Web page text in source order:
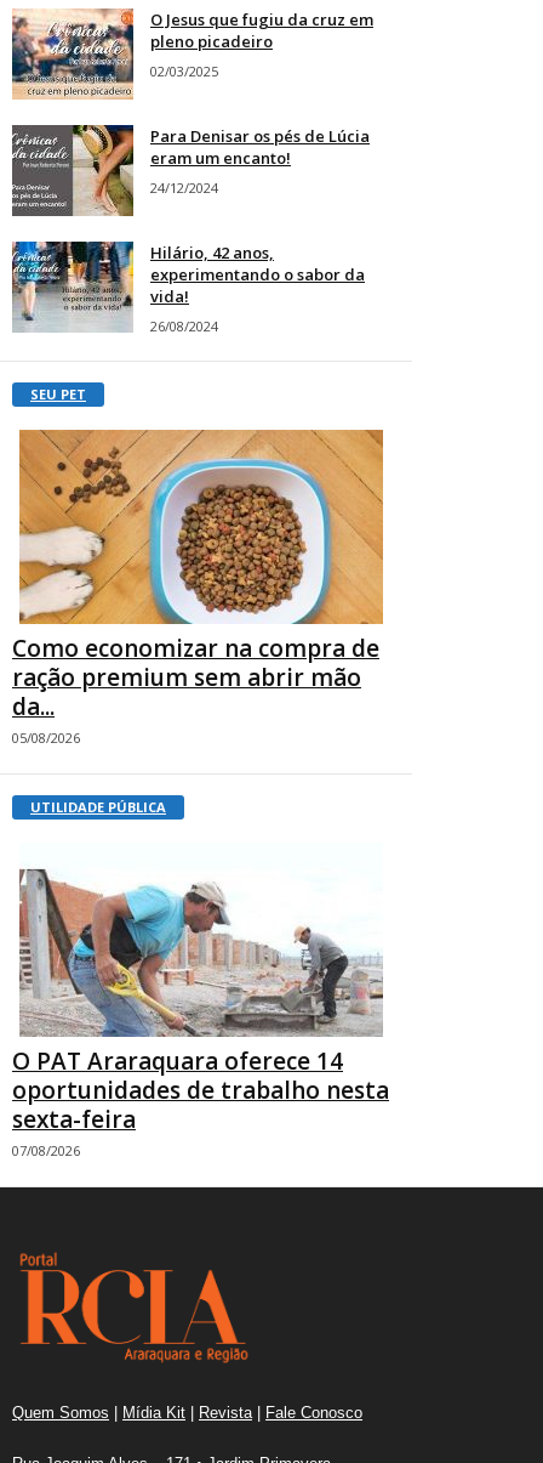
O Jesus que fugiu da cruz em
pleno picadeiro
02/03/2025
Para Denisar os pés de Lúcia
eram um encanto!
24/12/2024
Hilário, 42 anos,
experimentando o sabor da
vida!
26/08/2024
SEU PET
Como economizar na compra de
ração premium sem abrir mão
da...
05/08/2026
UTILIDADE PÚBLICA
O PAT Araraquara oferece 14
oportunidades de trabalho nesta
sexta-feira
07/08/2026
Quem Somos | Mídia Kit | Revista | Fale Conosco